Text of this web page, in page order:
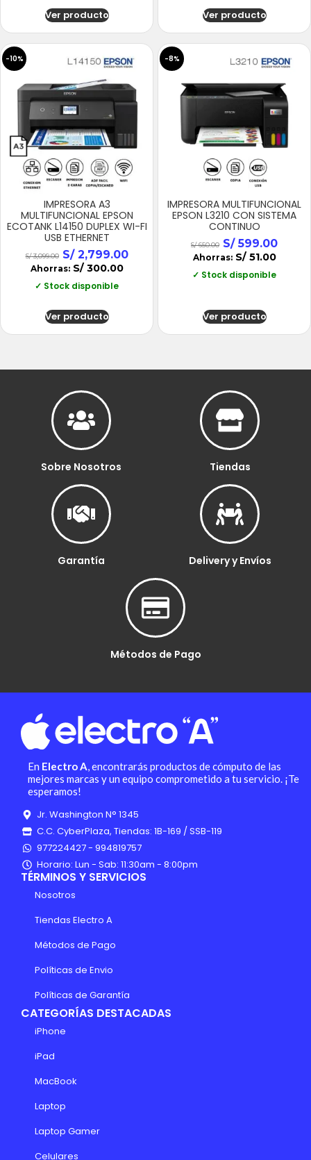
Ver producto Ver producto
-10%
IMPRESORA A3
MULTIFUNCIONAL EPSON
ECOTANK L14150 DUPLEX WI-FI
USB ETHERNET
S/3,099.00 S/2,799.00
Ahorras: S/300.00
✓ Stock disponible
Ver producto
-8%
IMPRESORA MULTIFUNCIONAL
EPSON L3210 CON SISTEMA
CONTINUO
S/650.00 S/599.00
Ahorras: S/51.00
✓ Stock disponible
Ver producto
Sobre Nosotros Tiendas
Garantía Delivery y Envíos
Métodos de Pago
En Electro A, encontrarás productos de cómputo de las
mejores marcas y un equipo comprometido a tu servicio. ¡Te
esperamos!
Jr. Washington N° 1345
C.C. CyberPlaza, Tiendas: 1B-169 / SSB-119
977224427 - 994819757
Horario: Lun - Sab: 11:30am - 8:00pm
TÉRMINOS Y SERVICIOS
Nosotros
Tiendas Electro A
Métodos de Pago
Políticas de Envio
Políticas de Garantía
CATEGORÍAS DESTACADAS
iPhone
iPad
MacBook
Laptop
Laptop Gamer
Celulares